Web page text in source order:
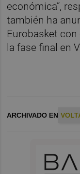
económica”,
también ha
Eurobasket con
la fase final en
ARCHIVADO EN